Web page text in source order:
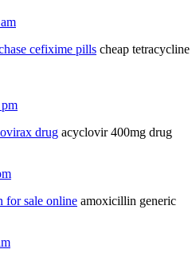
cefixime pills cheap tetracycline
drug acyclovir 400mg drug
for sale online amoxicillin generic